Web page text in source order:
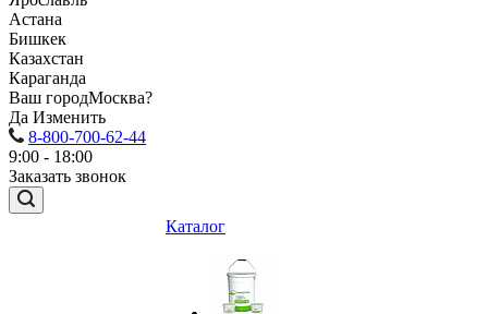
Астана
Бишкек
Казахстан
Караганда
Ваш городМосква?
Да Изменить
8-800-700-62-44
9:00 - 18:00
Заказать звонок
Каталог